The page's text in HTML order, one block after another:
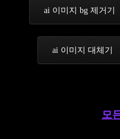
ai 이미지 bg 제거기
ai 이미지 대체기
모